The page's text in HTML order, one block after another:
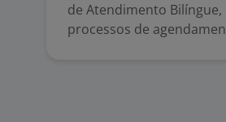
de Atendimento
processos de